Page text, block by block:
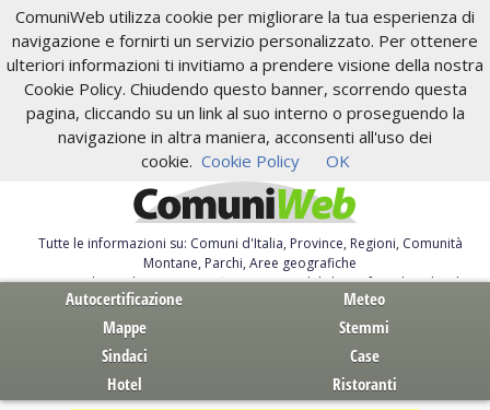
ComuniWeb utilizza cookie per migliorare la tua esperienza di
navigazione e fornirti un servizio personalizzato. Per ottenere
ulteriori informazioni ti invitiamo a prendere visione della nostra
Cookie Policy. Chiudendo questo banner, scorrendo questa
pagina, cliccando su un link al suo interno o proseguendo la
navigazione in altra maniera, acconsenti all'uso dei
cookie. Cookie Policy OK
Tutte le informazioni su: Comuni d'Italia, Province, Regioni, Comunità
Montane, Parchi, Aree geografiche
Servizi al Cittadino. Autocertificazione, moduli, leggi, free download
Autocertificazione
Meteo
Mappe
Stemmi
Sindaci
Case
Hotel
Ristoranti